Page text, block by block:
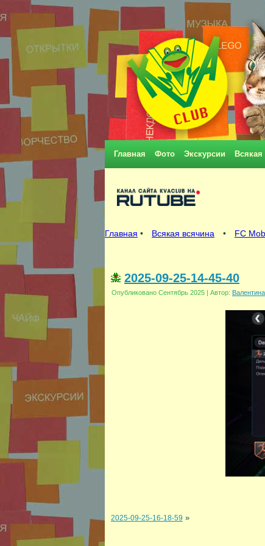
Главная Фото Экскурсии
Главная • Всякая всячина • FC
2025-09-25-14-45-40
Опубликовано Сентябрь 2025 | Автор: Валентина
2025-09-25-16-18-59 »